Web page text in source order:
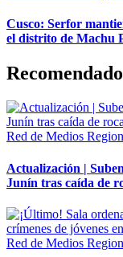
Cusco: Serfor
el distrito de Machu
Recomendado
Red de Medios
Actualización |
Junín tras caída de
Red de Medios